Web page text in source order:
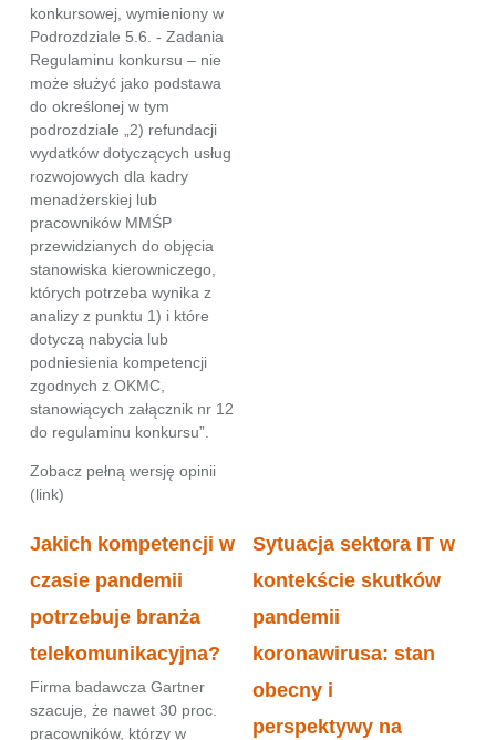
konkursowej, wymieniony w
Podrozdziale 5.6. - Zadania
Regulaminu konkursu – nie
może służyć jako podstawa
do określonej w tym
podrozdziale „2) refundacji
wydatków dotyczących usług
rozwojowych dla kadry
menadżerskiej lub
pracowników MMŚP
przewidzianych do objęcia
stanowiska kierowniczego,
których potrzeba wynika z
analizy z punktu 1) i które
dotyczą nabycia lub
podniesienia kompetencji
zgodnych z OKMC,
stanowiących załącznik nr 12
do regulaminu konkursu”.
Zobacz pełną wersję opinii
(link)
Jakich kompetencji w
czasie pandemii
potrzebuje branża
telekomunikacyjna?
Firma badawcza Gartner
szacuje, że nawet 30 proc.
pracowników, którzy w
Sytuacja sektora IT w
kontekście skutków
pandemii
koronawirusa: stan
obecny i
perspektywy na